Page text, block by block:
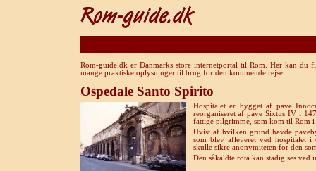
Rom-guide.dk er Danmarks store internetportal til Rom. Her kan du
mange praktiske oplysninger til brug for den kommende rejse.
Ospedale Santo Spirito
Hospitalet er bygget af pave
reorganiseret af pave Sixtus IV i
fattige pilgrimme, som kom til Rom i
Uvist af hvilken grund havde
som blev afleveret ved hospitalet
skulle sikre anonymiteten for den
Den såkaldte rota kan stadig ses ved